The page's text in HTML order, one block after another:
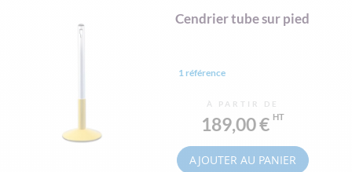
Cendrier tube sur pied
1 référence
À PARTIR DE
189,00 €
AJOUTER AU PANIER